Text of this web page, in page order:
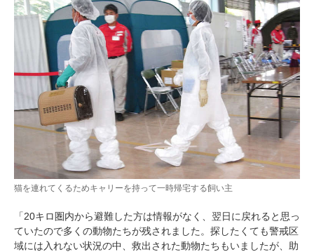
猫を連れてくるためキャリーを持って一時帰宅する飼い主
「20キロ圏内から避難した方は情報がなく、翌日に戻れると思っ
ていたので多くの動物たちが残されました。探したくても警戒区
域には入れない状況の中、救出された動物たちもいましたが、助